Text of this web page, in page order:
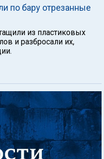
по бару отрезанные
из пластиковых
и разбросали их,